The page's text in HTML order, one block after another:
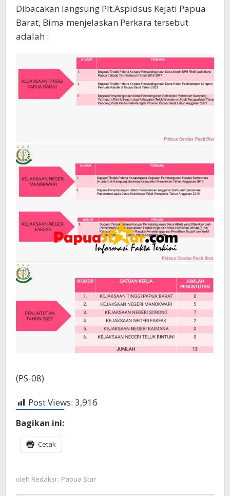
Dibacakan langsung Plt.Aspidsus Kejati Papua
Barat, Bima menjelaskan Perkara tersebut
adalah :
(PS-08)
Post Views: 3,916
Bagikan ini:
Cetak
oleh Redaksi : Papua Star